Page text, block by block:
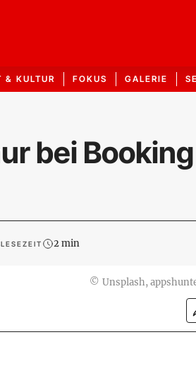
& KULTUR FOKUS GALERIE
bei
LESEZEIT 2 min
© Unsplash,